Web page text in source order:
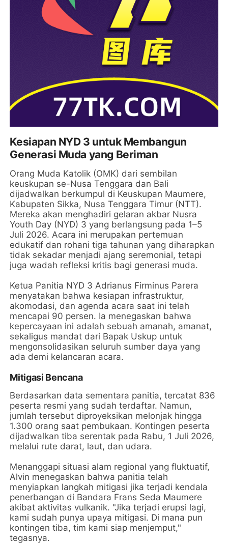
Kesiapan NYD 3 untuk Membangun
Generasi Muda yang Beriman
Orang Muda Katolik (OMK) dari sembilan
keuskupan se-Nusa Tenggara dan Bali
dijadwalkan berkumpul di Keuskupan Maumere,
Kabupaten Sikka, Nusa Tenggara Timur (NTT).
Mereka akan menghadiri gelaran akbar Nusra
Youth Day (NYD) 3 yang berlangsung pada 1–5
Juli 2026. Acara ini merupakan pertemuan
edukatif dan rohani tiga tahunan yang diharapkan
tidak sekadar menjadi ajang seremonial, tetapi
juga wadah refleksi kritis bagi generasi muda.
Ketua Panitia NYD 3 Adrianus Firminus Parera
menyatakan bahwa kesiapan infrastruktur,
akomodasi, dan agenda acara saat ini telah
mencapai 90 persen. Ia menegaskan bahwa
kepercayaan ini adalah sebuah amanah, amanat,
sekaligus mandat dari Bapak Uskup untuk
mengonsolidasikan seluruh sumber daya yang
ada demi kelancaran acara.
Mitigasi Bencana
Berdasarkan data sementara panitia, tercatat 836
peserta resmi yang sudah terdaftar. Namun,
jumlah tersebut diproyeksikan melonjak hingga
1.300 orang saat pembukaan. Kontingen peserta
dijadwalkan tiba serentak pada Rabu, 1 Juli 2026,
melalui rute darat, laut, dan udara.
Menanggapi situasi alam regional yang fluktuatif,
Alvin menegaskan bahwa panitia telah
menyiapkan langkah mitigasi jika terjadi kendala
penerbangan di Bandara Frans Seda Maumere
akibat aktivitas vulkanik. "Jika terjadi erupsi lagi,
kami sudah punya upaya mitigasi. Di mana pun
kontingen tiba, tim kami siap menjemput,"
tegasnya.